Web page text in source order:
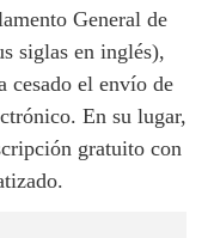
General de
siglas en inglés),
cesado el envío de
En su lugar,
gratuito con